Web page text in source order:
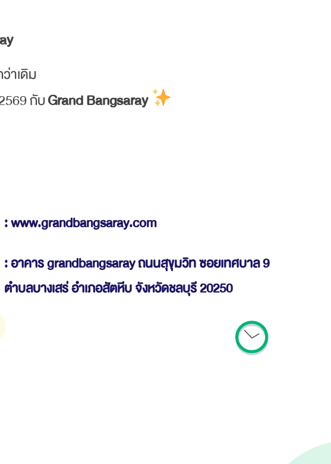
าเดิม
กับGrand Bangsaray
: www.grandbangsaray.com
: อาคาร grandbangsaray ถนนสุขุมวิท ซอยเทศบาล 9
ตำบลบางเสร่ อำเภอสัตหีบ จังหวัดชลบุรี 20250